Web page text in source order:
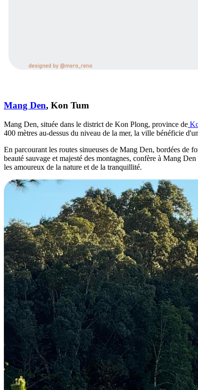
Mang Den, Kon Tum
Mang Den, située dans le district de Kon Plong, province de
400 mètres au-dessus du niveau de la mer, la ville bénéficie
En parcourant les routes sinueuses de Mang Den, bordées de
beauté sauvage et majesté des montagnes, confère à Mang
les amoureux de la nature et de la tranquillité.